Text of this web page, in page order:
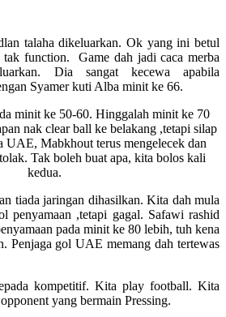
talaha dikeluarkan. Ok yang ini betul
tak function. Game dah jadi caca merba
Dia sangat kecewa apabila
Syamer kuti Alba minit ke 66.
minit ke 50-60. Hinggalah minit ke 70
nak clear ball ke belakang ,tetapi silap
UAE, Mabkhout terus mengelecek dan
Tak boleh buat apa, kita bolos kali
kedua.
tiada jaringan dihasilkan. Kita dah mula
penyamaan ,tetapi gagal. Safawi rashid
pada minit ke 80 lebih, tuh kena
Penjaga gol UAE memang dah tertewas
kompetitif. Kita play football. Kita
yang bermain Pressing.